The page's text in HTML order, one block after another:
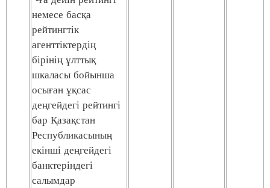
немесе басқа
рейтингтік
агенттіктердің
бірінің ұлттық
шкаласы бойынша
осыған ұқсас
деңгейдегі рейтингі
бар Қазақстан
Республикасының
екінші деңгейдегі
банктеріндегі
салымдар